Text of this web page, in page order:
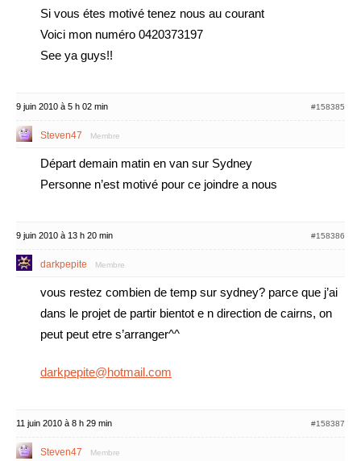
Si vous étes motivé tenez nous au courant
Voici mon numéro 0420373197
See ya guys!!
9 juin 2010 à 5 h 02 min #158385
Steven47 Membre
Départ demain matin en van sur Sydney
Personne n’est motivé pour ce joindre a nous
9 juin 2010 à 13 h 20 min #158386
darkpepite Membre
vous restez combien de temp sur sydney? parce que j’ai
dans le projet de partir bientot e n direction de cairns, on
peut peut etre s’arranger^^
darkpepite@hotmail.com
11 juin 2010 à 8 h 29 min #158387
Steven47 Membre